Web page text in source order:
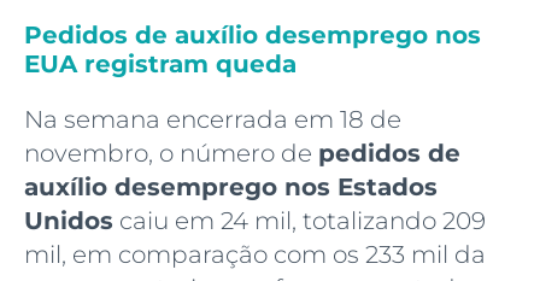
Pedidos de auxílio desemprego nos
EUA registram queda
Na semana encerrada em 18 de
novembro, o número de pedidos de
auxílio desemprego nos Estados
Unidos caiu em 24 mil, totalizando 209
mil, em comparação com os 233 mil da